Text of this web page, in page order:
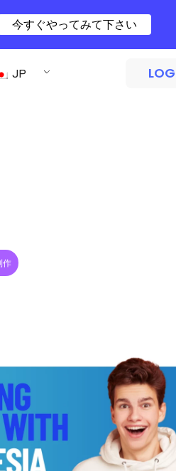
JP
作
今すぐやってみて下さい